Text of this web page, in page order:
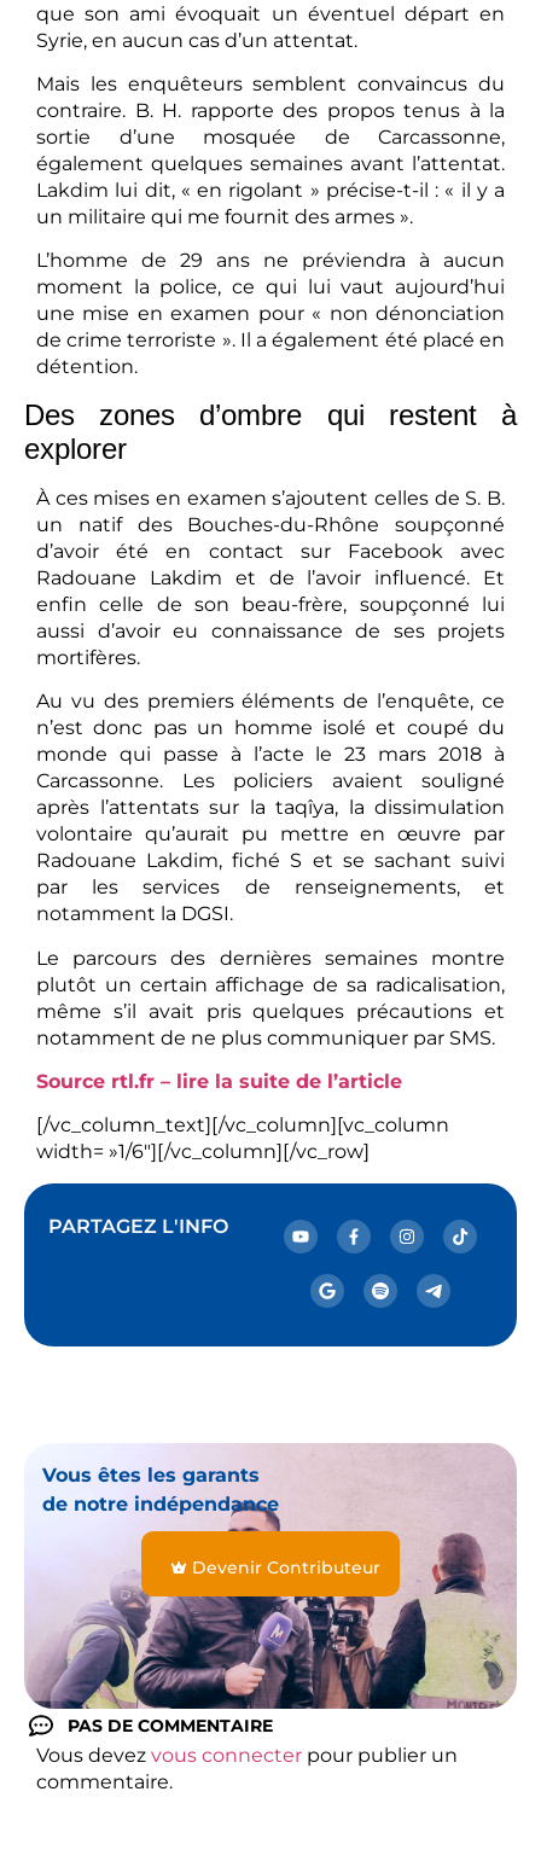
que son ami évoquait un éventuel départ en
Syrie, en aucun cas d’un attentat.
Mais les enquêteurs semblent convaincus du
contraire. B. H. rapporte des propos tenus à la
sortie d’une mosquée de Carcassonne,
également quelques semaines avant l’attentat.
Lakdim lui dit, « en rigolant » précise-t-il : « il y a
un militaire qui me fournit des armes ».
L’homme de 29 ans ne préviendra à aucun
moment la police, ce qui lui vaut aujourd’hui
une mise en examen pour « non dénonciation
de crime terroriste ». Il a également été placé en
détention.
Des zones d’ombre qui restent à
explorer
À ces mises en examen s’ajoutent celles de S. B.
un natif des Bouches-du-Rhône soupçonné
d’avoir été en contact sur Facebook avec
Radouane Lakdim et de l’avoir influencé. Et
enfin celle de son beau-frère, soupçonné lui
aussi d’avoir eu connaissance de ses projets
mortifères.
Au vu des premiers éléments de l’enquête, ce
n’est donc pas un homme isolé et coupé du
monde qui passe à l’acte le 23 mars 2018 à
Carcassonne. Les policiers avaient souligné
après l’attentats sur la taqîya, la dissimulation
volontaire qu’aurait pu mettre en œuvre par
Radouane Lakdim, fiché S et se sachant suivi
par les services de renseignements, et
notamment la DGSI.
Le parcours des dernières semaines montre
plutôt un certain affichage de sa radicalisation,
même s’il avait pris quelques précautions et
notamment de ne plus communiquer par SMS.
Source rtl.fr – lire la suite de l’article
[/vc_column_text][/vc_column][vc_column
width= »1/6″][/vc_column][/vc_row]
PARTAGEZ L'INFO
Vous êtes les garants
de notre indépendance
Devenir Contributeur
PAS DE COMMENTAIRE
Vous devez vous connecter pour publier un
commentaire.